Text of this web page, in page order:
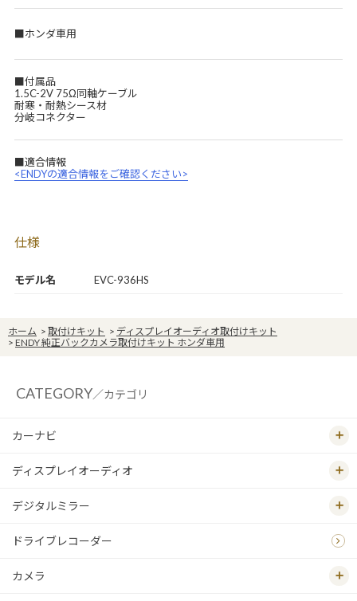
モデル名 EVC-936HS
■ホンダ車用
■付属品
1.5C-2V 75Ω同軸ケーブル
耐寒・耐熱シース材
分岐コネクター
■適合情報
<ENDYの適合情報をご確認ください>
仕様
ホーム > 取付けキット > ディスプレイオーディオ取付けキット
> ENDY 純正バックカメラ取付けキット ホンダ車用
CATEGORY／カテゴリ
カーナビ
ディスプレイオーディオ
デジタルミラー
ドライブレコーダー
カメラ